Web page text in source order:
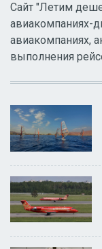
Сайт "Летим
авиакомпаниях-
авиакомпаниях,
выполнения